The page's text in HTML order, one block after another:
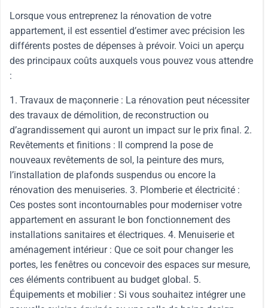
Lorsque vous entreprenez la rénovation de votre
appartement, il est essentiel d’estimer avec précision les
différents postes de dépenses à prévoir. Voici un aperçu
des principaux coûts auxquels vous pouvez vous attendre
:
1. Travaux de maçonnerie : La rénovation peut nécessiter
des travaux de démolition, de reconstruction ou
d’agrandissement qui auront un impact sur le prix final. 2.
Revêtements et finitions : Il comprend la pose de
nouveaux revêtements de sol, la peinture des murs,
l’installation de plafonds suspendus ou encore la
rénovation des menuiseries. 3. Plomberie et électricité :
Ces postes sont incontournables pour moderniser votre
appartement en assurant le bon fonctionnement des
installations sanitaires et électriques. 4. Menuiserie et
aménagement intérieur : Que ce soit pour changer les
portes, les fenêtres ou concevoir des espaces sur mesure,
ces éléments contribuent au budget global. 5.
Équipements et mobilier : Si vous souhaitez intégrer une